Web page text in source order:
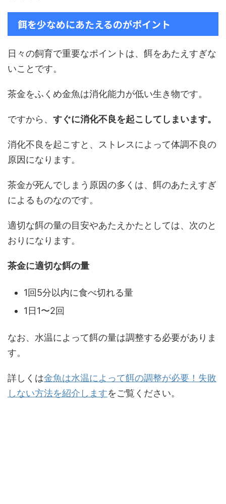
餌を少なめにあたえるのがポイント
日々の飼育で重要なポイントは、餌をあたえすぎな
いことです。
茶金をふくめ金魚は消化能力が低い生き物です。
ですから、 すぐに消化不良を起こしてしまいます。
消化不良を起こすと、ストレスによって体調不良の
原因になります。
茶金が死んでしまう原因の多くは、餌のあたえすぎ
によるものなのです。
適切な餌の量の目安やあたえかたとしては、次のと
おりになります。
茶金に適切な餌の量
1回5分以内に食べ切れる量
1日1〜2回
なお、水温によって餌の量は調整する必要がありま
す。
詳しくは金魚は水温によって餌の調整が必要！失敗
しない方法を紹介しますをご覧ください。